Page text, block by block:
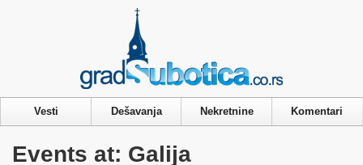
Vesti Dešavanja Nekretnine Komentari
Events at: Galija
Privacy & Cookies Policy